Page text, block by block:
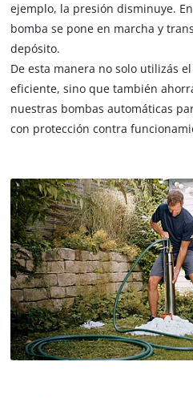
ejemplo, la presión disminuye.
bomba se pone en marcha y
depósito.
De esta manera no solo utilizás
eficiente, sino que también
nuestras bombas automáticas
con protección contra